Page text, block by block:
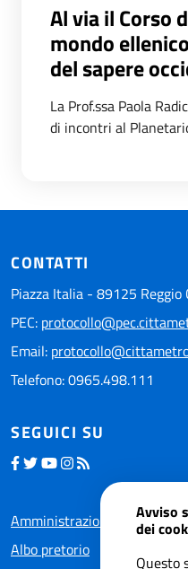
Al via il Corso
mondo
del sapere
La Prof.ssa Paola
di incontri al
CONTATTI
Piazza Italia - 89125 Reggio
PEC:
Email:
Telefono: 0965.498.111
SEGUICI SU
Amministrazione
Albo pretorio
Avviso
dei
Questo